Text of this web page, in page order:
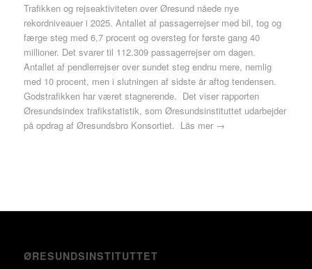
Trafikken og rejseaktiviteten over Øresund nåede nye
rekordniveauer i 2025. Antallet af passagerrejser med bil, tog og
færge steg med 6,7 procent og oversteg for første gang 40
millioner. Det svarer til 112.309 passagerrejser om dagen.
Antallet af pendlerrejser over sundet steg endnu mere, nemlig
med 10 procent, men i slutningen af sidste år aftog tendensen.
Godstrafikken har været stagnerende. Det viser rapporten
Øresundsindex trafikstatistik, som Øresundsinstituttet udarbejder
på opdrag af Øresundsbro Konsortiet. Läs mer →
ØRESUNDSINSTITUTTET